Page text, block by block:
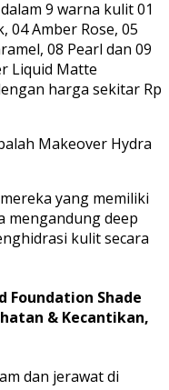
9 warna kulit 01
04 Amber Rose, 05
08 Pearl dan 09
Liquid Matte
harga sekitar Rp
Makeover Hydra
yang memiliki
mengandung deep
kulit secara
Foundation Shade
& Kecantikan,
dan jerawat di